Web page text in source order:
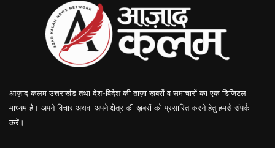
आज़ाद कलम उत्तराखंड तथा देश-विदेश की ताज़ा ख़बरों व समाचारों का एक डिजिटल
माध्यम है। अपने विचार अथवा अपने क्षेत्र की ख़बरों को प्रसारित करने हेतु हमसे संपर्क
करें।